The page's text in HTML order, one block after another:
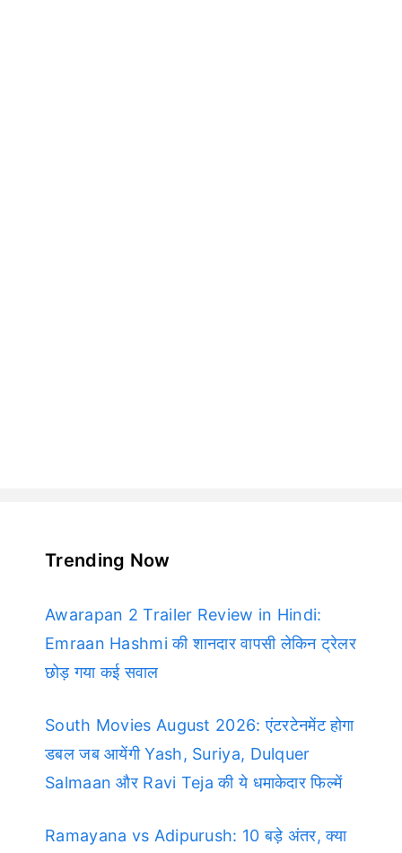
Trending Now
Awarapan 2 Trailer Review in Hindi:
Emraan Hashmi की शानदार वापसी लेकिन ट्रेलर
छोड़ गया कई सवाल
South Movies August 2026: एंटरटेनमेंट होगा
डबल जब आयेंगी Yash, Suriya, Dulquer
Salmaan और Ravi Teja की ये धमाकेदार फिल्में
Ramayana vs Adipurush: 10 बड़े अंतर, क्या